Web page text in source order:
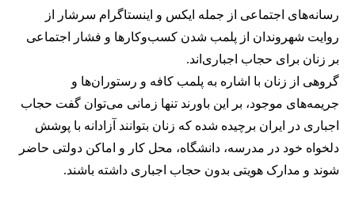
رسانه‎‌های اجتماعی از جمله ایکس و اینستاگرام سرشار از
روایت شهروندان از پلمب شدن کسب‌وکارها و فشار اجتماعی
بر زنان برای حجاب اجباری‌اند.
گروهی از زنان با اشاره به پلمب کافه و رستوران‌ها و
جریمه‌های موجود، بر این باورند تنها زمانی می‌توان گفت حجاب
اجباری در ایران برچیده شده که زنان بتوانند آزادانه با پوشش
دلخواه خود در مدرسه، دانشگاه، محل کار و اماکن دولتی حاضر
شوند و مدارک هویتی بدون حجاب اجباری داشته باشند.